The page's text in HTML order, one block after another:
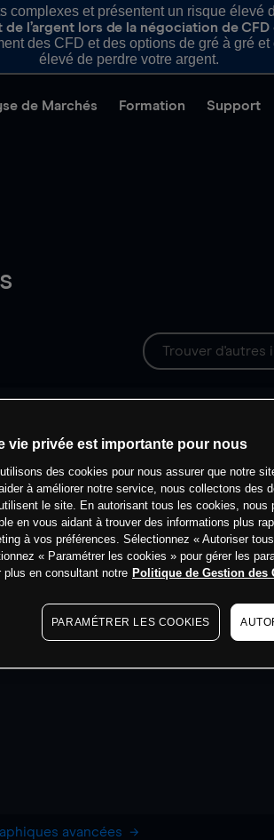
et présentent un risque élevé
l’argent lors de la négociation de
des CFD et des options de gré à gré
élevé de perdre votre argent.
de Marchés Formation Support
avancées
vie privée est importante pour nous
des cookies pour nous assurer que notre
à améliorer notre service, nous collectons des
le site. En autorisant tous les cookies, nous
en vous aidant à trouver des informations plus
à vos préférences. Sélectionnez « Autoriser
« Paramétrer les cookies » pour gérer les
plus en consultant notre Politique de Gestion des
PARAMÉTRER LES COOKIES